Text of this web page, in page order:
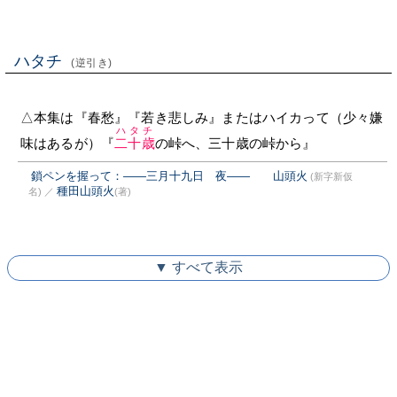
ハタチ (逆引き)
△本集は『春愁』『若き悲しみ』またはハイカって（少々嫌
味はあるが）『二十歳
ハタチ
の峠へ、三十歳の峠から』
鎖ペンを握って：――三月十九日 夜―― 山頭火 (新字新仮
名) ／ 種田山頭火(著)
▼ すべて表示